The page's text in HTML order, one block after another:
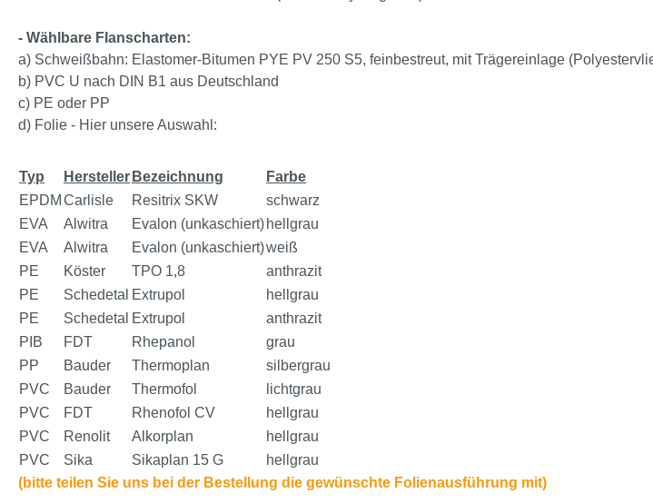
- Wählbare Flanscharten:
a) Schweißbahn: Elastomer-Bitumen PYE PV 250 S5, feinbestreut, mit Trägereinlage
b) PVC U nach DIN B1 aus Deutschland
c) PE oder PP
d) Folie - Hier unsere Auswahl:
Typ Hersteller Bezeichnung
Farbe
EPDM Carlisle Resitrix SKW
schwarz
EVA
Alwitra Evalon (unkaschiert) hellgrau
EVA
Alwitra Evalon (unkaschiert)weiß
PE
Köster TPO 1,8
anthrazit
PE
Schedetal Extrupol
hellgrau
PE
Schedetal Extrupol
anthrazit
PIB
FDT Rhepanol
grau
PP
Bauder Thermoplan
silbergrau
PVC
Bauder Thermofol
lichtgrau
PVC
FDT Rhenofol CV
hellgrau
PVC
Renolit Alkorplan
hellgrau
PVC
Sika Sikaplan 15 G
hellgrau
(bitte teilen Sie uns bei der Bestellung die gewünschte Folienausführung mit)